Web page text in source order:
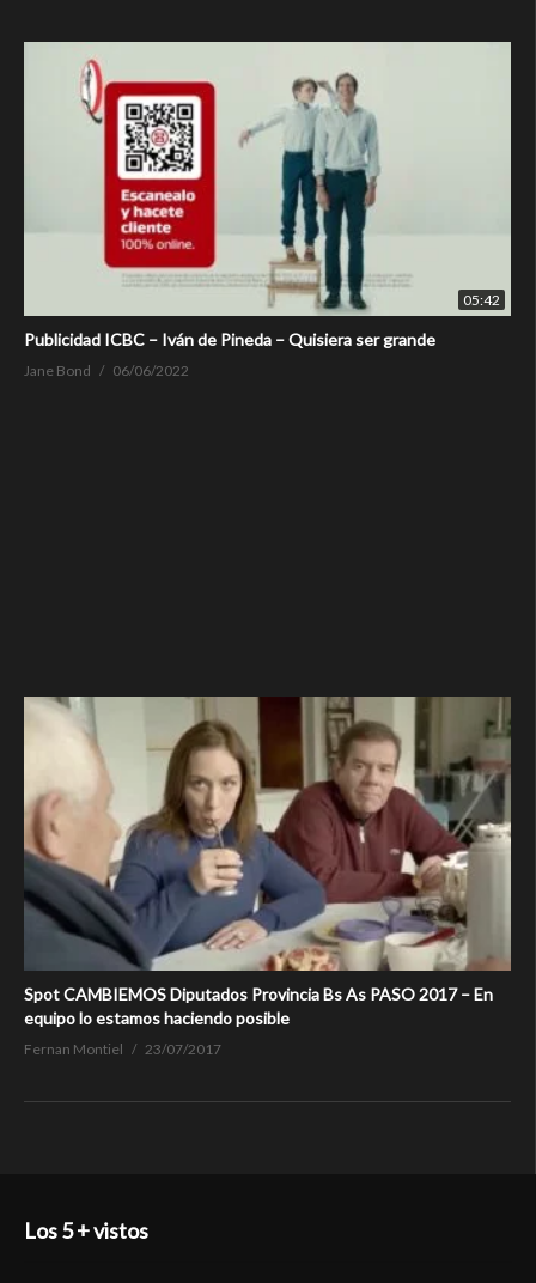
05:42
Publicidad ICBC – Iván de Pineda – Quisiera ser grande
Jane Bond 06/06/2022
Spot CAMBIEMOS Diputados Provincia Bs As PASO 2017 – En
equipo lo estamos haciendo posible
Fernan Montiel 23/07/2017
Los 5 + vistos